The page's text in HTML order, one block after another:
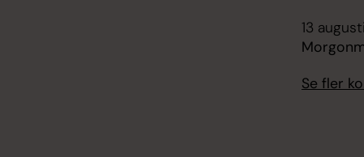
13
Se fler